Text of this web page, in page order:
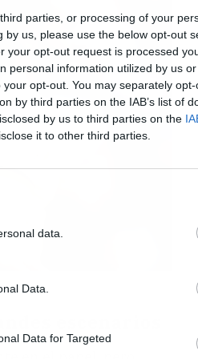
parties, or processing of your
us, please use the below opt-out
your opt-out request is processed
personal information utilized by us
opt-out. You may separately
by third parties on the IAB’s list of
by us to third parties on the
it to other third parties.
data.
Data.
Data for Targeted
escenarios